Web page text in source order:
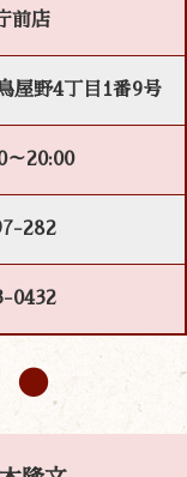
前店
屋野4丁目1番9号
20:00
282
0432